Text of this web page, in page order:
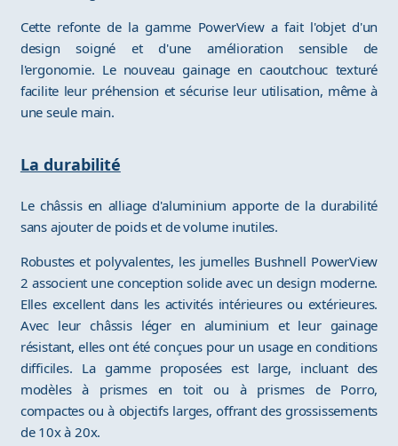
Cette refonte de la gamme PowerView a fait l'objet d'un
design soigné et d'une amélioration sensible de
l'ergonomie. Le nouveau gainage en caoutchouc texturé
facilite leur préhension et sécurise leur utilisation, même à
une seule main.
La durabilité
Le châssis en alliage d'aluminium apporte de la durabilité
sans ajouter de poids et de volume inutiles.
Robustes et polyvalentes, les jumelles Bushnell PowerView
2 associent une conception solide avec un design moderne.
Elles excellent dans les activités intérieures ou extérieures.
Avec leur châssis léger en aluminium et leur gainage
résistant, elles ont été conçues pour un usage en conditions
difficiles. La gamme proposées est large, incluant des
modèles à prismes en toit ou à prismes de Porro,
compactes ou à objectifs larges, offrant des grossissements
de 10x à 20x.